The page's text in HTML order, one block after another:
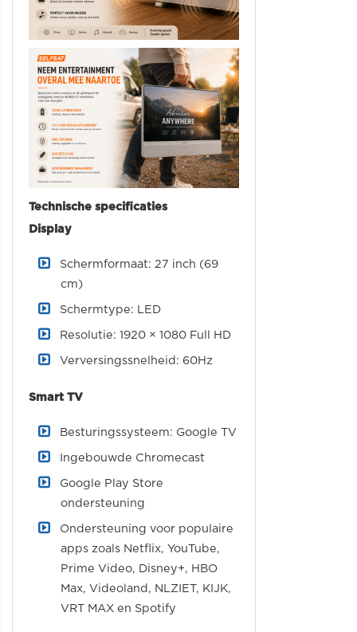
Technische specificaties
Display
Schermformaat: 27 inch (69
cm)
Schermtype: LED
Resolutie: 1920 × 1080 Full HD
Verversingssnelheid: 60Hz
Smart TV
Besturingssysteem: Google TV
Ingebouwde Chromecast
Google Play Store
ondersteuning
Ondersteuning voor populaire
apps zoals Netflix, YouTube,
Prime Video, Disney+, HBO
Max, Videoland, NLZIET, KIJK,
VRT MAX en Spotify